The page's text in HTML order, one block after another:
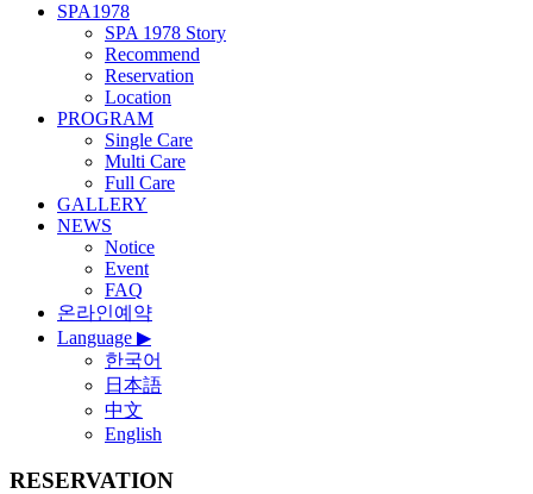
SPA1978
SPA 1978 Story
Recommend
Reservation
Location
PROGRAM
Single Care
Multi Care
Full Care
GALLERY
NEWS
Notice
Event
FAQ
온라인예약
Language ▶
한국어
日本語
中文
English
RESERVATION